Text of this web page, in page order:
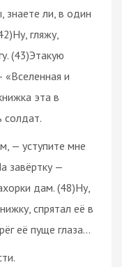
ли, в один
гляжу,
(43)Этакую
и
эта в
солдат.
— уступите мне
завёртку —
дам. (48)Ну,
спрятал её в
её пуще глаза…